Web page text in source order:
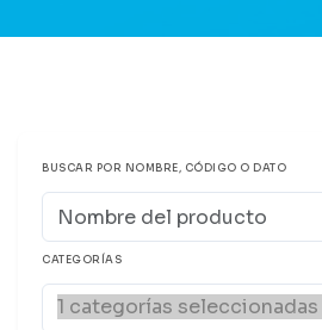
BUSCAR POR NOMBRE, CÓDIGO O DATO
CATEGORÍAS